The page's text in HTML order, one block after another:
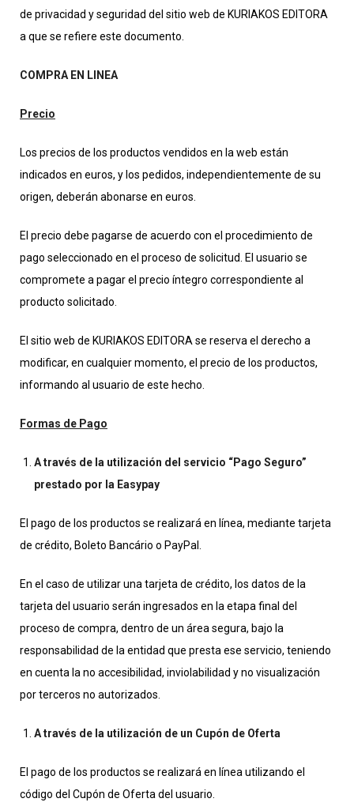
de privacidad y seguridad del sitio web de KURIAKOS EDITORA
a que se refiere este documento.
COMPRA EN LINEA
Precio
Los precios de los productos vendidos en la web están
indicados en euros, y los pedidos, independientemente de su
origen, deberán abonarse en euros.
El precio debe pagarse de acuerdo con el procedimiento de
pago seleccionado en el proceso de solicitud. El usuario se
compromete a pagar el precio íntegro correspondiente al
producto solicitado.
El sitio web de KURIAKOS EDITORA se reserva el derecho a
modificar, en cualquier momento, el precio de los productos,
informando al usuario de este hecho.
Formas de Pago
A través de la utilización del servicio “Pago Seguro”
prestado por la Easypay
El pago de los productos se realizará en línea, mediante tarjeta
de crédito, Boleto Bancário o PayPal.
En el caso de utilizar una tarjeta de crédito, los datos de la
tarjeta del usuario serán ingresados ​​en la etapa final del
proceso de compra, dentro de un área segura, bajo la
responsabilidad de la entidad que presta ese servicio, teniendo
en cuenta la no accesibilidad, inviolabilidad y no visualización
por terceros no autorizados.
A través de la utilización de un Cupón de Oferta
El pago de los productos se realizará en línea utilizando el
código del Cupón de Oferta del usuario.